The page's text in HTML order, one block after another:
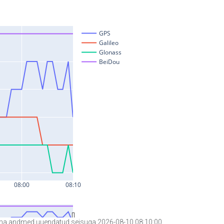
andmed uuendatud seisuga 2026-08-10 08:10:00